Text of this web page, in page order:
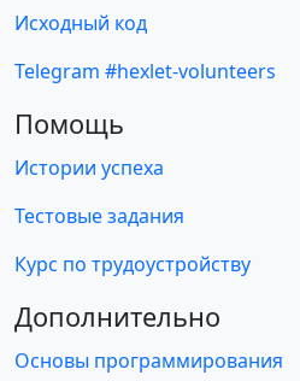
Исходный код
Telegram #hexlet-volunteers
Помощь
Истории успеха
Тестовые задания
Курс по трудоустройству
Дополнительно
Основы программирования